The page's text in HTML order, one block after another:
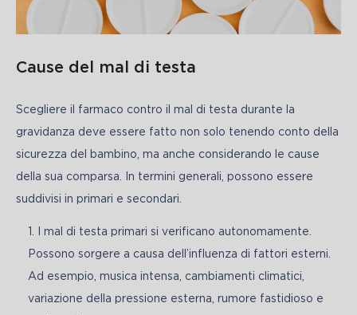
Cause del mal di testa
Scegliere il farmaco contro il mal di testa durante la
gravidanza deve essere fatto non solo tenendo conto della
sicurezza del bambino, ma anche considerando le cause
della sua comparsa. In termini generali, possono essere
suddivisi in primari e secondari.
I mal di testa primari si verificano autonomamente.
Possono sorgere a causa dell’influenza di fattori esterni.
Ad esempio, musica intensa, cambiamenti climatici,
variazione della pressione esterna, rumore fastidioso e